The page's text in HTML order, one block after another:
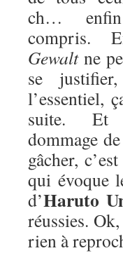
ch… enfin
compris.
Gewaltne
se
l’essentiel,
suite. Et
dommage
gâcher,
qui évoque
d’Haruto
réussies.
rien à